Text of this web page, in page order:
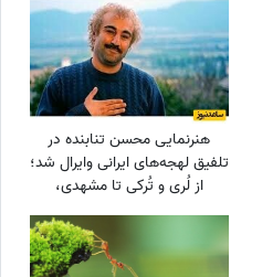
هنرنمایی محسن تنابنده در
تلفیق لهجه‌های ایرانی وایرال شد؛
از لُری و تُرکی تا مشهدی،
مازندرانی و فارسی دری + ویدئو